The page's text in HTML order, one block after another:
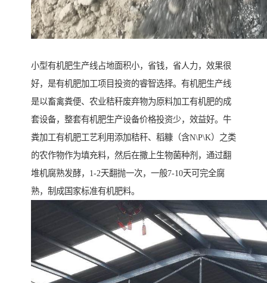
小型有机肥生产线占地面积小，省钱，省人力，效果很
好，是有机肥加工项目投资的睿智选择。有机肥生产线
是以畜禽粪便、农业秸秆废弃物为原料加工有机肥的成
套设备，整套有机肥生产设备价格投资少，效益好。牛
粪加工有机肥工艺利用添加秸秆、稻糠（含N\P\K）之类
的农作物作为填充料，然后在撒上生物菌种剂，通过翻
堆机腐熟发酵，1-2天翻抛一次，一般7-10天可完全腐
熟，制成国家标准有机肥料。